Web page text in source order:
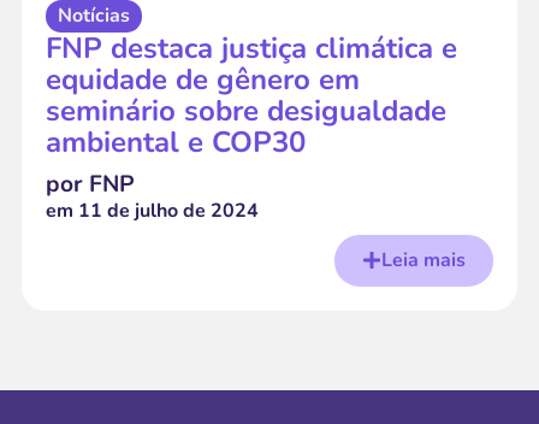
Notícias
FNP destaca justiça climática e
equidade de gênero em
seminário sobre desigualdade
ambiental e COP30
por FNP
em 11 de julho de 2024
Leia mais